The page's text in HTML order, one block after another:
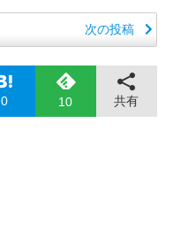
次の投稿
0 10 共有